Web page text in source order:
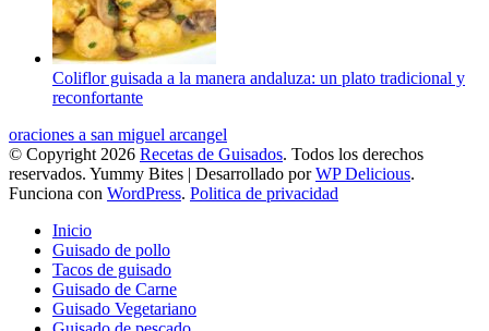
Coliflor guisada a la manera andaluza: un plato tradicional y
reconfortante
oraciones a san miguel arcangel
© Copyright 2026 Recetas de Guisados. Todos los derechos
reservados. Yummy Bites | Desarrollado porWP Delicious.
Funciona con WordPress. Politica de privacidad
Inicio
Guisado de pollo
Tacos de guisado
Guisado de Carne
Guisado Vegetariano